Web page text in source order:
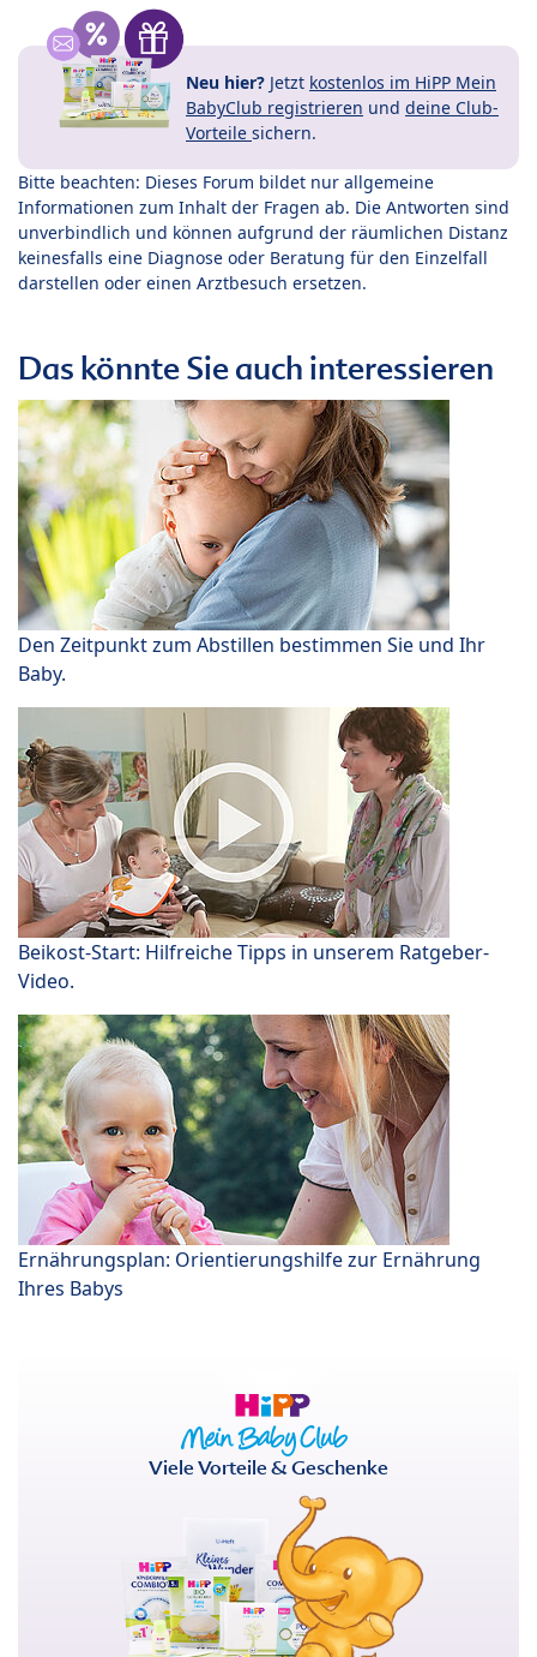
Neu hier? Jetzt kostenlos im HiPP Mein
BabyClub registrieren und deine Club-
Vorteile sichern.
Bitte beachten: Dieses Forum bildet nur allgemeine
Informationen zum Inhalt der Fragen ab. Die Antworten sind
unverbindlich und können aufgrund der räumlichen Distanz
keinesfalls eine Diagnose oder Beratung für den Einzelfall
darstellen oder einen Arztbesuch ersetzen.
Das könnte Sie auch interessieren
Den Zeitpunkt zum Abstillen bestimmen Sie und Ihr
Baby.
Beikost-Start: Hilfreiche Tipps in unserem Ratgeber-
Video.
Ernährungsplan: Orientierungshilfe zur Ernährung
Ihres Babys
Viele Vorteile & Geschenke